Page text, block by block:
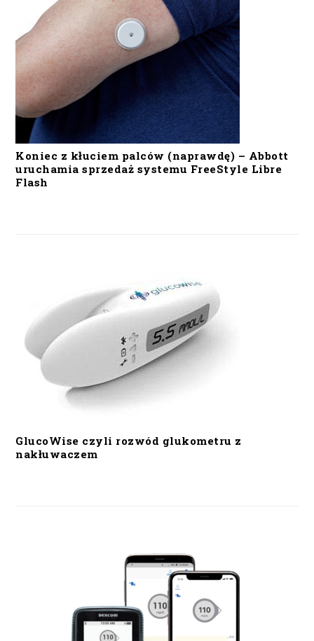
Koniec z kłuciem palców (naprawdę) – Abbott
uruchamia sprzedaż systemu FreeStyle Libre
Flash
GlucoWise czyli rozwód glukometru z
nakłuwaczem